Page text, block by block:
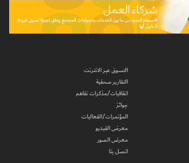
التسوق عبر الانترنت
التقارير صحفية
اتفاقيات/مذكرات تفاهم
جوائز
المؤتمرات/الفعاليات
معرض الفيديو
معرض الصور
اتصل بنا